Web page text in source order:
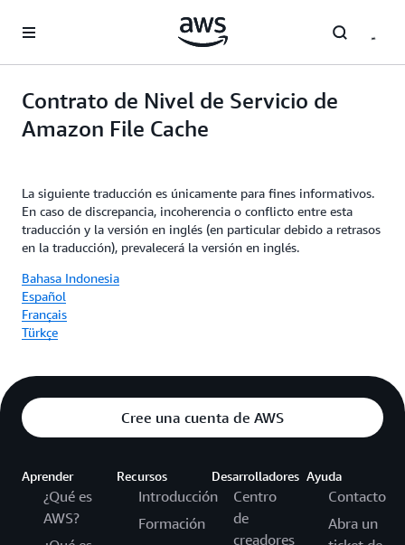
Contrato de Nivel de Servicio de
Amazon File Cache
La siguiente traducción es únicamente para fines informativos.
En caso de discrepancia, incoherencia o conflicto entre esta
traducción y la versión en inglés (en particular debido a retrasos
en la traducción), prevalecerá la versión en inglés.
Bahasa Indonesia
Español
Français
Türkçe
Cree una cuenta de AWS
Aprender
¿Qué es
AWS?
Recursos
Introducción
Formación
Desarrolladores
Centro
de
creadores
Ayuda
Contacto
Abra un